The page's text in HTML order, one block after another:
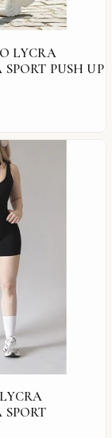
LYCRA
PUSH UP